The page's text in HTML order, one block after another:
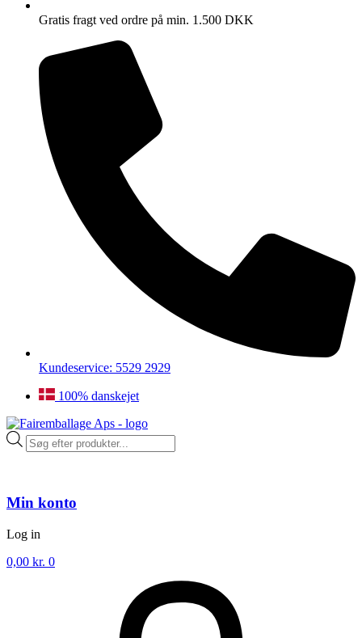
Gratis fragt ved ordre på min. 1.500 DKK
Kundeservice: 5529 2929
100% danskejet
Products
search
Min konto
Log in
0,00 kr. 0